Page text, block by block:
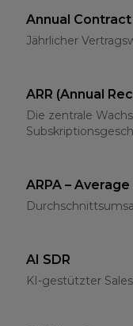
Annual Contract
Jährlicher
ARR (Annual
Die zentrale
ARPA –
AI SDR
KI-gestützter